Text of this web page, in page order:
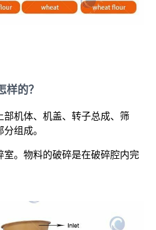
的？
机体、机盖、转子总成、筛
组成。
。物料的破碎是在破碎腔内完